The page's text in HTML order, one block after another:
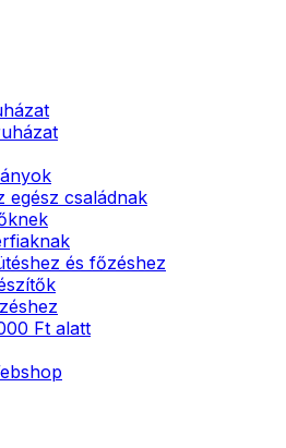
egész családnak
és főzéshez
Ft alatt